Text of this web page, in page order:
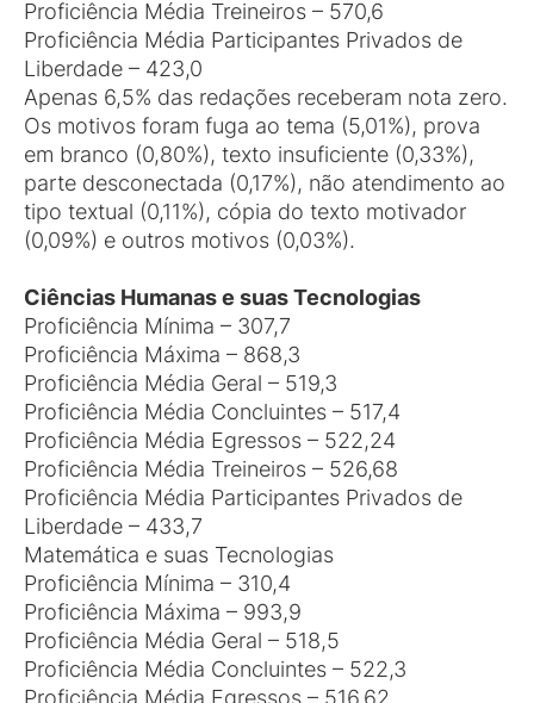
Proficiência Média Treineiros – 570,6
Proficiência Média Participantes Privados de
Liberdade – 423,0
Apenas 6,5% das redações receberam nota zero.
Os motivos foram fuga ao tema (5,01%), prova
em branco (0,80%), texto insuficiente (0,33%),
parte desconectada (0,17%), não atendimento ao
tipo textual (0,11%), cópia do texto motivador
(0,09%) e outros motivos (0,03%).
Ciências Humanas e suas Tecnologias
Proficiência Mínima – 307,7
Proficiência Máxima – 868,3
Proficiência Média Geral – 519,3
Proficiência Média Concluintes – 517,4
Proficiência Média Egressos – 522,24
Proficiência Média Treineiros – 526,68
Proficiência Média Participantes Privados de
Liberdade – 433,7
Matemática e suas Tecnologias
Proficiência Mínima – 310,4
Proficiência Máxima – 993,9
Proficiência Média Geral – 518,5
Proficiência Média Concluintes – 522,3
Proficiência Média Egressos – 516,62